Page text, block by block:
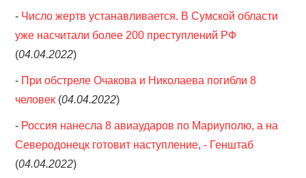
- Число жертв устанавливается. В Сумской области
уже насчитали более 200 преступлений РФ
(04.04.2022)
- При обстреле Очакова и Николаева погибли 8
человек (04.04.2022)
- Россия нанесла 8 авиаударов по Мариуполю, а на
Северодонецк готовит наступление, - Генштаб
(04.04.2022)